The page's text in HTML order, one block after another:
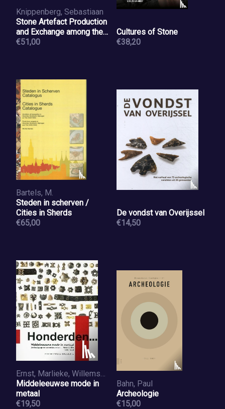
Knippenberg, Sebastiaan
Stone Artefact Production
and Exchange among the
Lessen Antilles
€51,00
Cultures of Stone
€38,20
Bartels, M.
Steden in scherven /
Cities in Sherds
€65,00
De vondst van Overijssel
€14,50
Ernst, Marlieke, Willemsen, Annemarieke
Middeleeuwse mode in
metaal
€19,50
Bahn, Paul
Archeologie
€15,00